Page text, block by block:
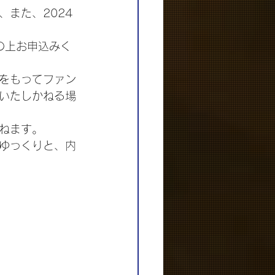
また、2024
お申込みく
もってファン
たしかねる場
ます。
っくりと、内